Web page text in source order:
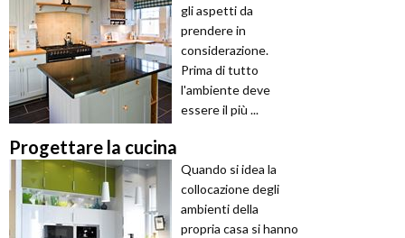
gli aspetti da
prendere in
considerazione.
Prima di tutto
l'ambiente deve
essere il più ...
Progettare la cucina
Quando si idea la
collocazione degli
ambienti della
propria casa si hanno